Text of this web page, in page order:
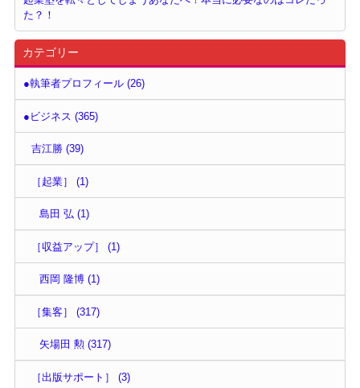
た？！
カテゴリー
●執筆者プロフィール (26)
●ビジネス (365)
吉江勝 (39)
［起業］ (1)
島田 弘 (1)
［収益アップ］ (1)
西岡 隆博 (1)
［集客］ (317)
矢場田 勲 (317)
［出版サポート］ (3)